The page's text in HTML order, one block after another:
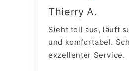
Thierry A.
Sieht toll aus, läuft
und komfortabel.
exzellenter Service.